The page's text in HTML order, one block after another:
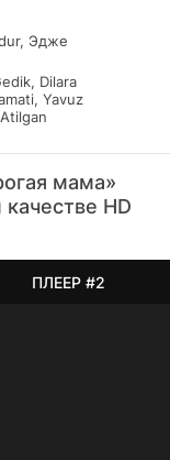
Джемре.
своей дочери
женой на
подозревает,
Эдже
Dilara
Yavuz
мама»
HD
ПЛЕЕР #2